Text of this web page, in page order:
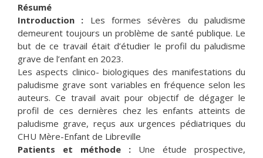
Résumé
Introduction : Les formes sévères du paludisme
demeurent toujours un problème de santé publique. Le
but de ce travail était d’étudier le profil du paludisme
grave de l’enfant en 2023.
Les aspects clinico- biologiques des manifestations du
paludisme grave sont variables en fréquence selon les
auteurs. Ce travail avait pour objectif de dégager le
profil de ces dernières chez les enfants atteints de
paludisme grave, reçus aux urgences pédiatriques du
CHU Mère-Enfant de Libreville
Patients et méthode : Une étude prospective,